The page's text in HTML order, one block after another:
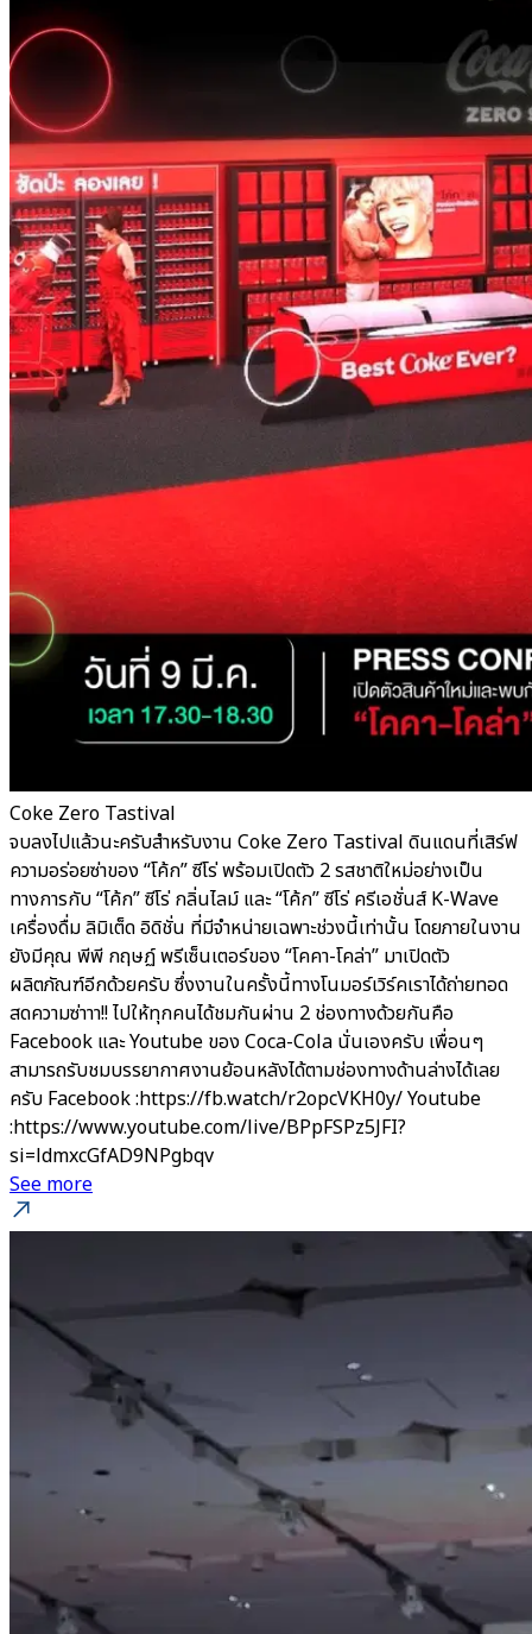
Coke Zero Tastival
จบลงไปแล้วนะครับสำหรับงาน Coke Zero Tastival ดินแดนที่เสิร์ฟ
ความอร่อยซ่าของ “โค้ก” ซีโร่ พร้อมเปิดตัว 2 รสชาติใหม่อย่างเป็น
ทางการกับ “โค้ก” ซีโร่ กลิ่นไลม์ และ “โค้ก” ซีโร่ ครีเอชั่นส์ K-Wave
เครื่องดื่ม ลิมิเต็ด อิดิชั่น ที่มีจำหน่ายเฉพาะช่วงนี้เท่านั้น โดยภายในงาน
ยังมีคุณ พีพี กฤษฏ์ พรีเซ็นเตอร์ของ “โคคา-โคล่า” มาเปิดตัว
ผลิตภัณฑ์อีกด้วยครับ ซึ่งงานในครั้งนี้ทางโนมอร์เวิร์คเราได้ถ่ายทอด
สดความซ่าาา!! ไปให้ทุกคนได้ชมกันผ่าน 2 ช่องทางด้วยกันคือ
Facebook และ Youtube ของ Coca-Cola นั่นเองครับ เพื่อนๆ
สามารถรับชมบรรยากาศงานย้อนหลังได้ตามช่องทางด้านล่างได้เลย
ครับ Facebook :https://fb.watch/r2opcVKH0y/ Youtube
:https://www.youtube.com/live/BPpFSPz5JFI?
si=ldmxcGfAD9NPgbqv
See more